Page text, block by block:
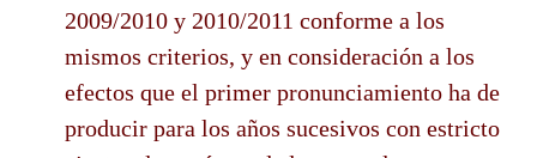
2009/2010 y 2010/2011 conforme a los
mismos criterios, y en consideración a los
efectos que el primer pronunciamiento ha de
producir para los años sucesivos con estricto